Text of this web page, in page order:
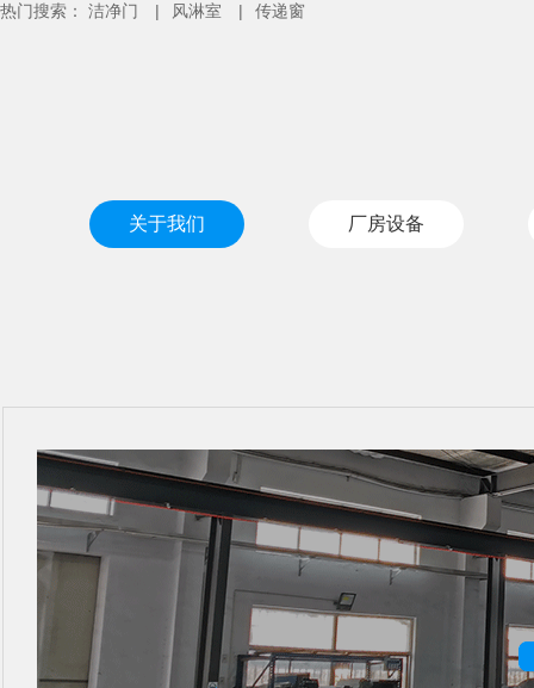
热门搜索： 洁净门 | 风淋室 | 传递窗
关于我们 厂房设备